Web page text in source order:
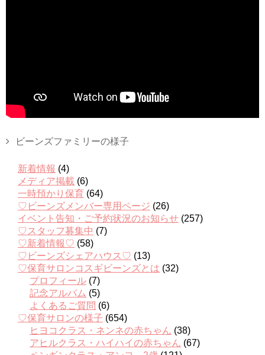
ビーンズファミリーの様子
新着情報 (4)
メディア掲載 (6)
一時預かり保育 (64)
♡ビーンズメンバー専用ページ (26)
イベント告知・ご予約状況のお知らせ (257)
♡スタッフ募集中 (7)
♡新着情報♡ (58)
♡ビーンズシェアハウス♡ (13)
♡保育サロンコスギビーンズとは (32)
プロフィール (7)
記念アルバム (5)
よくあるご質問 (6)
♡保育サロンの様子 (654)
ヒヨコクラス・ネンネの赤ちゃん (38)
アヒルクラス・ハイハイの赤ちゃん (67)